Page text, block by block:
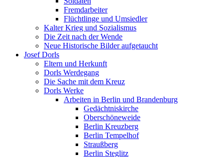
Fremdarbeiter
Flüchtlinge und Umsiedler
Kalter Krieg und Sozialismus
Die Zeit nach der Wende
Neue Historische Bilder aufgetaucht
Josef Dorls
Eltern und Herkunft
Dorls Werdegang
Die Sache mit dem Kreuz
Dorls Werke
Arbeiten in Berlin und Brandenburg
Gedächtniskirche
Oberschöneweide
Berlin Kreuzberg
Berlin Tempelhof
Straußberg
Berlin Steglitz